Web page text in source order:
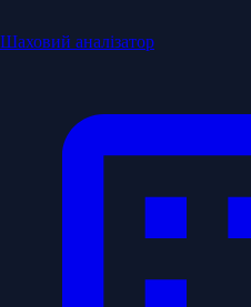
Шаховий аналізатор